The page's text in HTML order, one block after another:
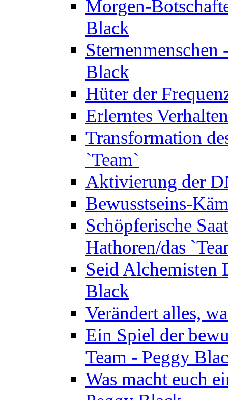
Morgen-
Black
Black
Hüter der
Erlerntes
Transformation
`Team`
Aktivierung der
Bewusstseins-
Schöpferische
Hathoren/das
Seid Alchemisten
Black
Verändert alles,
Ein Spiel der
Team - Peggy
Was macht euch